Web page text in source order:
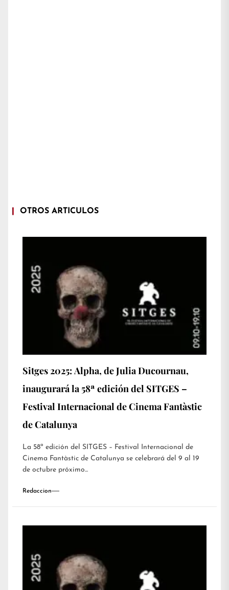
OTROS ARTÍCULOS
Sitges 2025: Alpha, de Julia Ducournau,
inaugurará la 58ª edición del SITGES –
Festival Internacional de Cinema Fantàstic
de Catalunya
La 58ª edición del SITGES – Festival Internacional de
Cinema Fantàstic de Catalunya se celebrará del 9 al 19
de octubre próximo...
Redaccion